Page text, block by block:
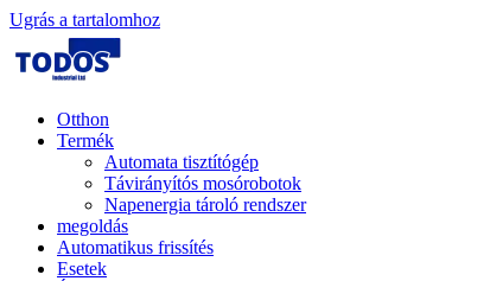
Ugrás a tartalomhoz
Otthon
Termék
Automata tisztítógép
Távirányítós mosórobotok
Napenergia tároló rendszer
megoldás
Automatikus frissítés
Esetek